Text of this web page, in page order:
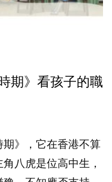
期》看孩子的職
》，它在香港不算
八虎是位高中生，